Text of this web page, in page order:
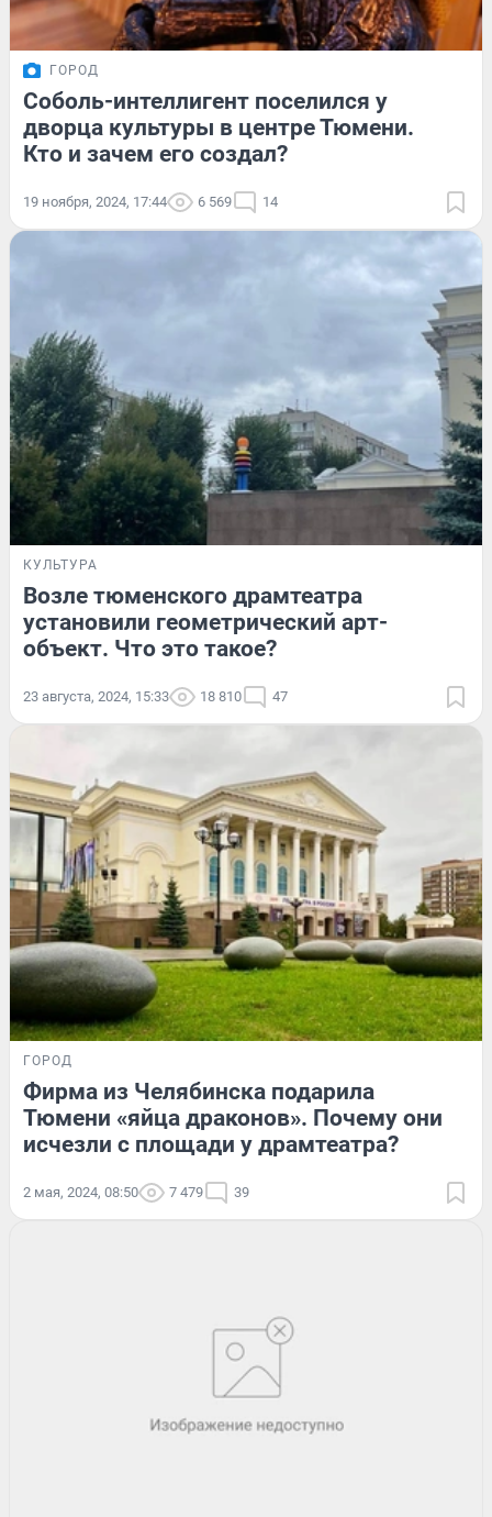
ГОРОД
Соболь-интеллигент поселился у
дворца культуры в центре Тюмени.
Кто и зачем его создал?
19 ноября, 2024, 17:44 6 569 14
КУЛЬТУРА
Возле тюменского драмтеатра
установили геометрический арт-
объект. Что это такое?
23 августа, 2024, 15:33 18 810 47
ГОРОД
Фирма из Челябинска подарила
Тюмени «яйца драконов». Почему они
исчезли с площади у драмтеатра?
2 мая, 2024, 08:50 7 479 39